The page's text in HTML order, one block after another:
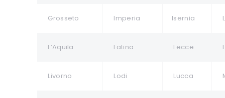
Grosseto Imperia Isernia
L’Aquila Latina Lecce
Livorno Lodi Lucca